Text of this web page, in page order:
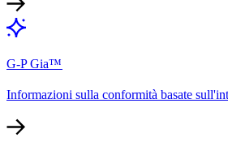
G-P Gia™​​
Informazioni sulla conformità basate